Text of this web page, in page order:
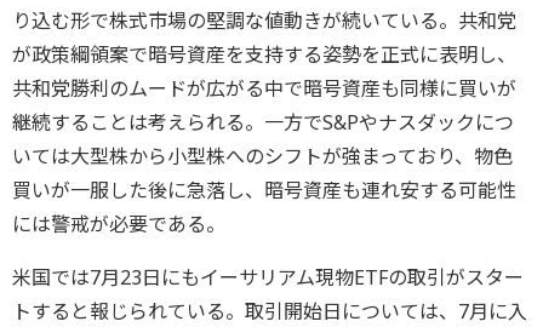
り込む形で株式市場の堅調な値動きが続いている。共和党
が政策綱領案で暗号資産を支持する姿勢を正式に表明し、
共和党勝利のムードが広がる中で暗号資産も同様に買いが
継続することは考えられる。一方でS&Pやナスダックにつ
いては大型株から小型株へのシフトが強まっており、物色
買いが一服した後に急落し、暗号資産も連れ安する可能性
には警戒が必要である。
米国では7月23日にもイーサリアム現物ETFの取引がスター
トすると報じられている。取引開始日については、7月に入